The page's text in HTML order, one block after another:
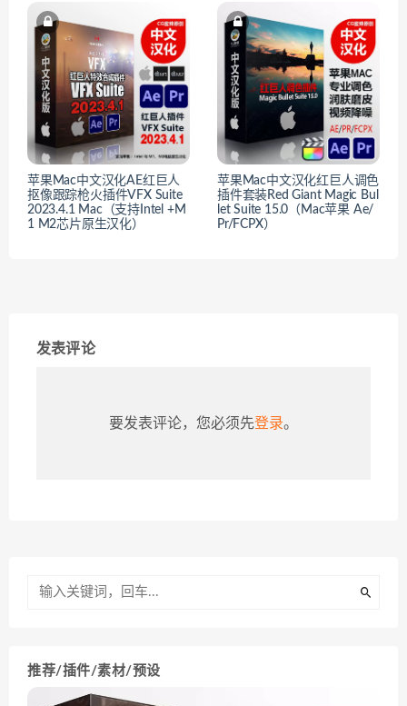
苹果Mac中文汉化AE红巨人
抠像跟踪枪火插件VFX Suite
2023.4.1 Mac（支持Intel +M
1 M2芯片原生汉化）
苹果Mac中文汉化红巨人调色
插件套装Red Giant Magic Bul
let Suite 15.0（Mac苹果 Ae/
Pr/FCPX）
发表评论
要发表评论，您必须先登录。
推荐/插件/素材/预设